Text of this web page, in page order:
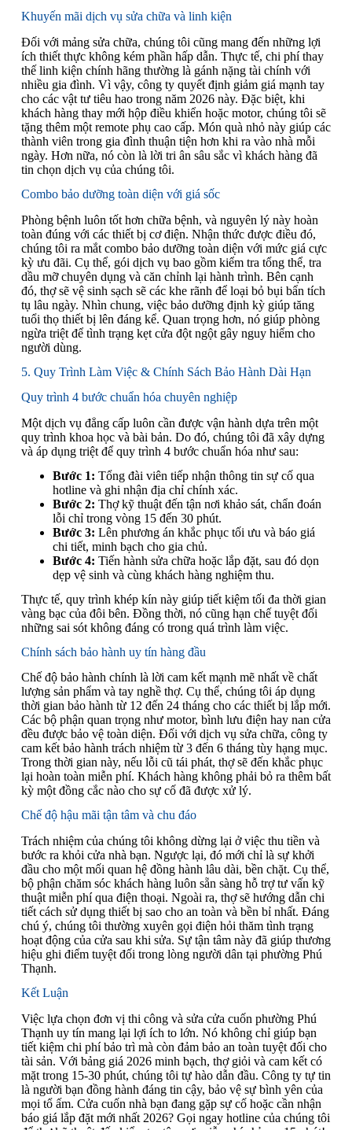
Khuyến mãi dịch vụ sửa chữa và linh kiện
Đối với mảng sửa chữa, chúng tôi cũng mang đến những lợi
ích thiết thực không kém phần hấp dẫn. Thực tế, chi phí thay
thế linh kiện chính hãng thường là gánh nặng tài chính với
nhiều gia đình. Vì vậy, công ty quyết định giảm giá mạnh tay
cho các vật tư tiêu hao trong năm 2026 này. Đặc biệt, khi
khách hàng thay mới hộp điều khiển hoặc motor, chúng tôi sẽ
tặng thêm một remote phụ cao cấp. Món quà nhỏ này giúp các
thành viên trong gia đình thuận tiện hơn khi ra vào nhà mỗi
ngày. Hơn nữa, nó còn là lời tri ân sâu sắc vì khách hàng đã
tin chọn dịch vụ của chúng tôi.
Combo bảo dưỡng toàn diện với giá sốc
Phòng bệnh luôn tốt hơn chữa bệnh, và nguyên lý này hoàn
toàn đúng với các thiết bị cơ điện. Nhận thức được điều đó,
chúng tôi ra mắt combo bảo dưỡng toàn diện với mức giá cực
kỳ ưu đãi. Cụ thể, gói dịch vụ bao gồm kiểm tra tổng thể, tra
dầu mỡ chuyên dụng và căn chỉnh lại hành trình. Bên cạnh
đó, thợ sẽ vệ sinh sạch sẽ các khe rãnh để loại bỏ bụi bẩn tích
tụ lâu ngày. Nhìn chung, việc bảo dưỡng định kỳ giúp tăng
tuổi thọ thiết bị lên đáng kể. Quan trọng hơn, nó giúp phòng
ngừa triệt để tình trạng kẹt cửa đột ngột gây nguy hiểm cho
người dùng.
5. Quy Trình Làm Việc & Chính Sách Bảo Hành Dài Hạn
Quy trình 4 bước chuẩn hóa chuyên nghiệp
Một dịch vụ đẳng cấp luôn cần được vận hành dựa trên một
quy trình khoa học và bài bản. Do đó, chúng tôi đã xây dựng
và áp dụng triệt để quy trình 4 bước chuẩn hóa như sau:
Bước 1: Tổng đài viên tiếp nhận thông tin sự cố qua
hotline và ghi nhận địa chỉ chính xác.
Bước 2: Thợ kỹ thuật đến tận nơi khảo sát, chẩn đoán
lỗi chỉ trong vòng 15 đến 30 phút.
Bước 3: Lên phương án khắc phục tối ưu và báo giá
chi tiết, minh bạch cho gia chủ.
Bước 4: Tiến hành sửa chữa hoặc lắp đặt, sau đó dọn
dẹp vệ sinh và cùng khách hàng nghiệm thu.
Thực tế, quy trình khép kín này giúp tiết kiệm tối đa thời gian
vàng bạc của đôi bên. Đồng thời, nó cũng hạn chế tuyệt đối
những sai sót không đáng có trong quá trình làm việc.
Chính sách bảo hành uy tín hàng đầu
Chế độ bảo hành chính là lời cam kết mạnh mẽ nhất về chất
lượng sản phẩm và tay nghề thợ. Cụ thể, chúng tôi áp dụng
thời gian bảo hành từ 12 đến 24 tháng cho các thiết bị lắp mới.
Các bộ phận quan trọng như motor, bình lưu điện hay nan cửa
đều được bảo vệ toàn diện. Đối với dịch vụ sửa chữa, công ty
cam kết bảo hành trách nhiệm từ 3 đến 6 tháng tùy hạng mục.
Trong thời gian này, nếu lỗi cũ tái phát, thợ sẽ đến khắc phục
lại hoàn toàn miễn phí. Khách hàng không phải bỏ ra thêm bất
kỳ một đồng cắc nào cho sự cố đã được xử lý.
Chế độ hậu mãi tận tâm và chu đáo
Trách nhiệm của chúng tôi không dừng lại ở việc thu tiền và
bước ra khỏi cửa nhà bạn. Ngược lại, đó mới chỉ là sự khởi
đầu cho một mối quan hệ đồng hành lâu dài, bền chặt. Cụ thể,
bộ phận chăm sóc khách hàng luôn sẵn sàng hỗ trợ tư vấn kỹ
thuật miễn phí qua điện thoại. Ngoài ra, thợ sẽ hướng dẫn chi
tiết cách sử dụng thiết bị sao cho an toàn và bền bỉ nhất. Đáng
chú ý, chúng tôi thường xuyên gọi điện hỏi thăm tình trạng
hoạt động của cửa sau khi sửa. Sự tận tâm này đã giúp thương
hiệu ghi điểm tuyệt đối trong lòng người dân tại phường Phú
Thạnh.
Kết Luận
Việc lựa chọn đơn vị thi công và sửa cửa cuốn phường Phú
Thạnh uy tín mang lại lợi ích to lớn. Nó không chỉ giúp bạn
tiết kiệm chi phí bảo trì mà còn đảm bảo an toàn tuyệt đối cho
tài sản. Với bảng giá 2026 minh bạch, thợ giỏi và cam kết có
mặt trong 15-30 phút, chúng tôi tự hào dẫn đầu. Công ty tự tin
là người bạn đồng hành đáng tin cậy, bảo vệ sự bình yên của
mọi tổ ấm. Cửa cuốn nhà bạn đang gặp sự cố hoặc cần nhận
báo giá lắp đặt mới nhất 2026? Gọi ngay hotline của chúng tôi